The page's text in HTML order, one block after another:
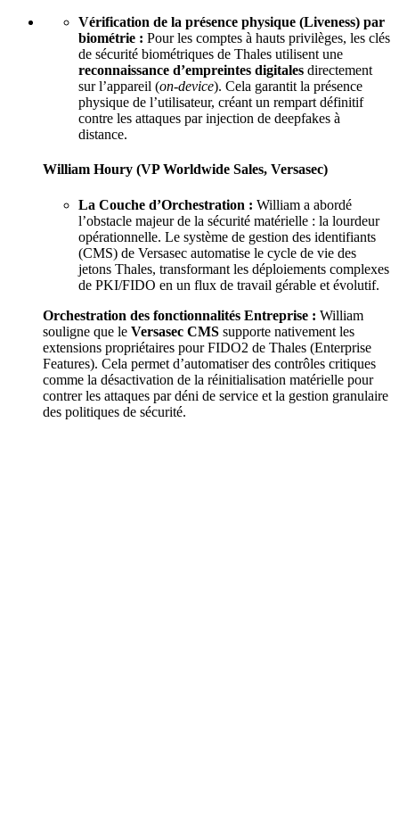
Vérification de la présence physique (Liveness) par
biométrie : Pour les comptes à hauts privilèges, les clés
de sécurité biométriques de Thales utilisent une
reconnaissance d’empreintes digitales directement
sur l’appareil (on-device). Cela garantit la présence
physique de l’utilisateur, créant un rempart définitif
contre les attaques par injection de deepfakes à
distance.
William Houry (VP Worldwide Sales, Versasec)
La Couche d’Orchestration : William a abordé
l’obstacle majeur de la sécurité matérielle : la lourdeur
opérationnelle. Le système de gestion des identifiants
(CMS) de Versasec automatise le cycle de vie des
jetons Thales, transformant les déploiements complexes
de PKI/FIDO en un flux de travail gérable et évolutif.
Orchestration des fonctionnalités Entreprise : William
souligne que le Versasec CMS supporte nativement les
extensions propriétaires pour FIDO2 de Thales (Enterprise
Features). Cela permet d’automatiser des contrôles critiques
comme la désactivation de la réinitialisation matérielle pour
contrer les attaques par déni de service et la gestion granulaire
des politiques de sécurité.